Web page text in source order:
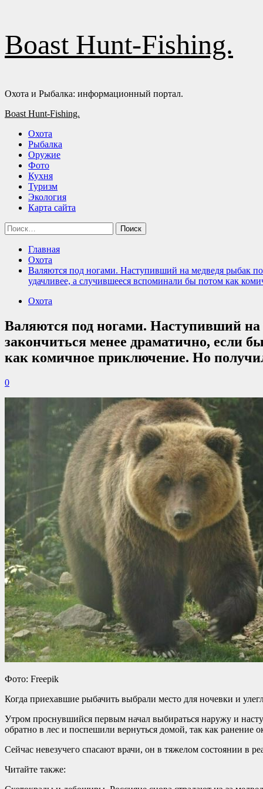
содержимому
Boast Hunt-Fishing.
Охота и Рыбалка: информационный портал.
Основное
Boast Hunt-Fishing.
Охота
Рыбалка
Оружие
Фото
Кухня
Туризм
Экология
Карта сайта
Найти:
Главная
Охота
Валяются под ногами. Наступивший на медведя рыбак
удачливее, а случившееся вспоминали бы потом как
Охота
Валяются под ногами. Наступивший
закончиться менее драматично, если
как комичное приключение. Но
0
Фото: Freepik
Когда приехавшие рыбачить выбрали место для ночевки и
Утром проснувшийся первым начал выбираться наружу и
обратно в лес и поспешили вернуться домой, так как ранение
Сейчас невезучего спасают врачи, он в тяжелом состоянии
Читайте также: